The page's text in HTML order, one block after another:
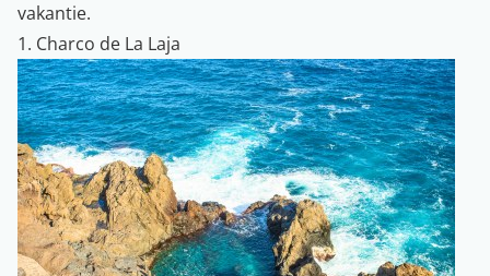
vakantie.
1. Charco de La Laja